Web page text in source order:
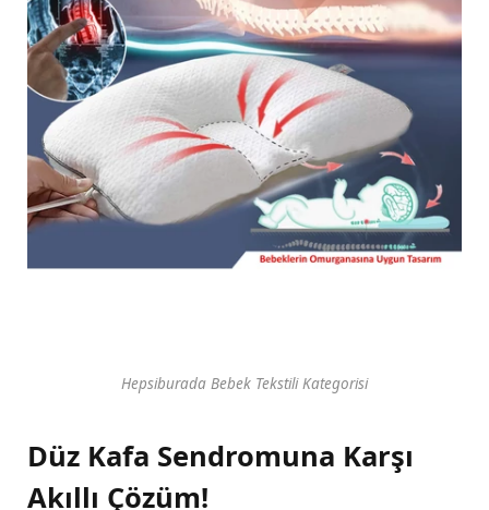
Hepsiburada Bebek Tekstili Kategorisi
Düz Kafa Sendromuna Karşı
Akıllı Çözüm!